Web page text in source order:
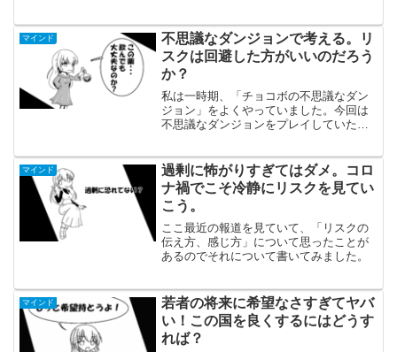
マインド
不思議なダンジョンで考える。リ
スクは回避した方がいいのだろう
か？
私は一時期、「チョコボの不思議なダン
ジョン」をよくやっていました。今回は
不思議なダンジョンをプレイしていた時
る程度のリスクを取らないと何もできな
いよね？
マインド
過剰に怖がりすぎてはダメ。コロ
ナ禍でこそ冷静にリスクを見てい
こう。
ここ最近の報道を見ていて、「リスクの
伝え方、感じ方」について思ったことが
あるのでそれについて書いてみました。
マインド
若者の将来に希望なさすぎてヤバ
い！この国を良くするにはどうす
れば？